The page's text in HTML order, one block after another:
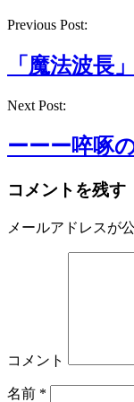
Previous Post:
「魔法波長
Next Post:
ーーー啐啄
コメントを残す
メールアドレスが
コメント
名前 *